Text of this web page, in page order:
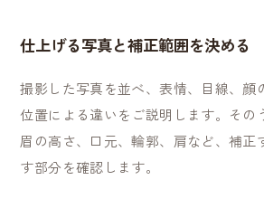
仕上げる写真と補正範囲を決める
撮影した写真を並べ、表情、目線、顔
位置による違いをご説明します。その
眉の高さ、口元、輪郭、肩など、補正
す部分を確認します。